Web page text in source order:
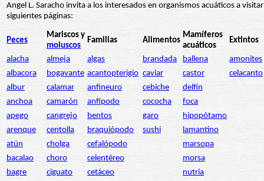
Angel L. Saracho invita a los interesados en organismos acuáticos a
siguientes páginas:
Peces
Mariscos y
moluscos
Familias Alimentos
Mamíferos
acuáticos
Extintos
alacha almeja algas brandada ballena
amonites
albacora
bogavante acantopterigio caviar castor
celacanto
albur
calamar anfineuro cebiche
delfín
anchoa
camarón anfípodo cococha
foca
apego
cangrejo bentos garo
hipopótamo
arenque
centolla braquiópodo sushi
lamantino
atún
cholga cefalópodo
marsopa
bacalao
choro celentéreo
morsa
bagre
ciguato cetáceo
nutria